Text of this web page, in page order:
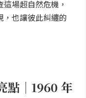
場超自然危機，
，也讓彼此糾纏的
點｜1960 年